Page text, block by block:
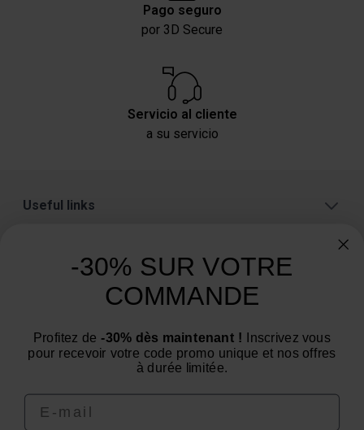
Pago seguro
por 3D Secure
Servicio al cliente
a su servicio
Useful links
Categorías
¿Necesita consejo? ¿Tiene alguna pregunta?
Estamos a su servicio de lunes a viernes: de 9:00 a
12:00 y de 14:00 a 16:00
-30% SUR VOTRE
COMMANDE
Profitez de -30% dès maintenant ! Inscrivez vous
pour recevoir votre code promo unique et nos offres
à durée limitée.
Email